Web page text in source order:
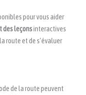
pour vous aider
des leçonsinteractives
route et de s’évaluer
de la route peuvent